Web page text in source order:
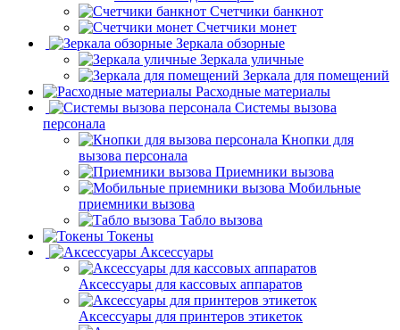
Счетчики банкнот
Счетчики монет
Зеркала обзорные
Зеркала уличные
Зеркала для помещений
Расходные материалы
Системы вызова
персонала
Кнопки для
вызова персонала
Приемники вызова
Мобильные
приемники вызова
Табло вызова
Токены
Аксессуары
Аксессуары для кассовых аппаратов
Аксессуары для принтеров этикеток